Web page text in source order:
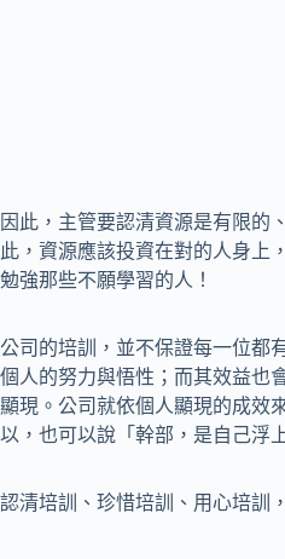
因此，主管要認清資源是有限的
此，資源應該投資在對的人身上
勉強那些不願學習的人！
公司的培訓，並不保證每一位都
個人的努力與悟性；而其效益也
顯現。公司就依個人顯現的成效
以，也可以說「幹部，是自己浮
認清培訓、珍惜培訓、用心培訓